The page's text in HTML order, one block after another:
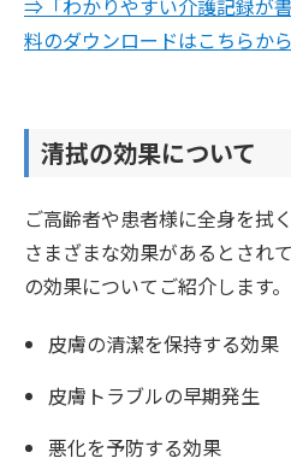
⇒「わかりやすい介護記録が
料のダウンロードはこちらから
清拭の効果について
ご高齢者や患者様に全身を拭
さまざまな効果があるとされ
の効果についてご紹介します。
皮膚の清潔を保持する効果
皮膚トラブルの早期発生
悪化を予防する効果